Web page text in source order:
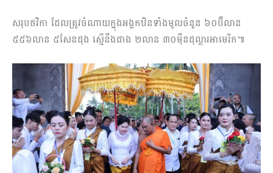
សរុបថវិកា ដែលត្រូវចំណាយក្នុងអង្គកឋិនទាំងមូលចំនួន ៦០ប៊ីលាន
៥៥៦លាន ៥សែនដុង ស្មើនឹងជាង ២លាន ៣០ម៉ឺនដុល្លារអាមេរិក៕